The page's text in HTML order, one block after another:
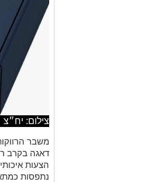
צילום: יח״צ
משבר
דאגה בקרב
הצעות
נתפסות